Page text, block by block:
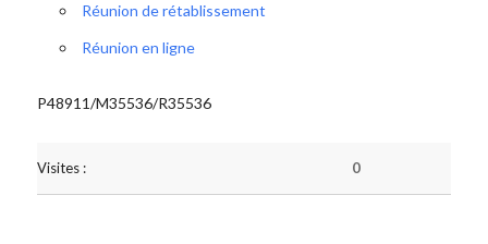
Réunion de rétablissement
Réunion en ligne
P48911/M35536/R35536
Visites : 0